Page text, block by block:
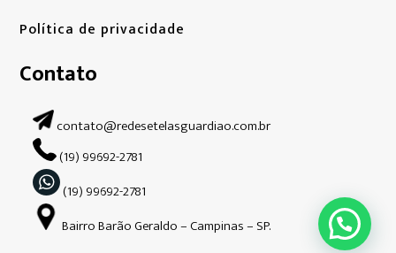
Política de privacidade
Contato
contato@redesetelasguardiao.com.br
(19) 99692-2781
(19) 99692-2781
Bairro Barão Geraldo – Campinas – SP.